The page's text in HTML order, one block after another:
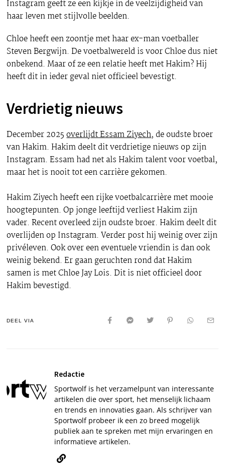
Instagram geeft ze een kijkje in de veelzijdigheid van
haar leven met stijlvolle beelden.
Chloe heeft een zoontje met haar ex-man voetballer
Steven Bergwijn. De voetbalwereld is voor Chloe dus niet
onbekend. Maar of ze een relatie heeft met Hakim? Hij
heeft dit in ieder geval niet officieel bevestigt.
Verdrietig nieuws
December 2025overlijdt Essam Ziyech, de oudste broer
van Hakim. Hakim deelt dit verdrietige nieuws op zijn
Instagram. Essam had net als Hakim talent voor voetbal,
maar het is nooit tot een carrière gekomen.
Hakim Ziyech heeft een rijke voetbalcarrière met mooie
hoogtepunten. Op jonge leeftijd verliest Hakim zijn
vader. Recent overleed zijn oudste broer. Hakim deelt dit
overlijden op Instagram. Verder post hij weinig over zijn
privéleven. Ook over een eventuele vriendin is dan ook
weinig bekend. Er gaan geruchten rond dat Hakim
samen is met Chloe Jay Lois. Dit is niet officieel door
Hakim bevestigd.
DEEL VIA
Redactie
Sportwolf is het verzamelpunt van interessante
artikelen die over sport, het menselijk lichaam
en trends en innovaties gaan. Als schrijver van
Sportwolf probeer ik een zo breed mogelijk
publiek aan te spreken met mijn ervaringen en
informatieve artikelen.